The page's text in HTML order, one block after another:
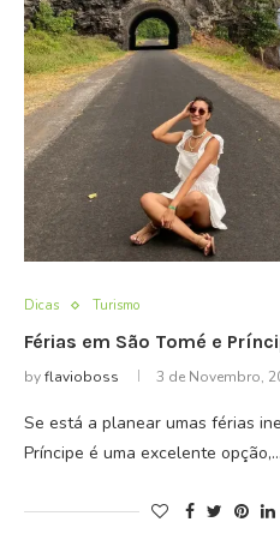
Dicas Turismo
Férias em São Tomé e
byflavioboss 3 de Novembro,
Se está a planear umas férias
Príncipe é uma excelente opção,…